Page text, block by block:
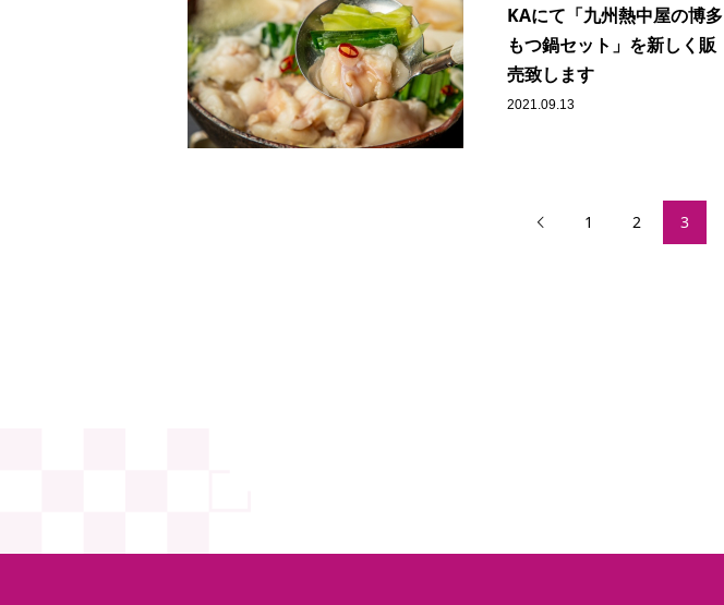
KAにて「九州熱中屋の博多
もつ鍋セット」を新しく販
売致します
2021.09.13
 1 2 3